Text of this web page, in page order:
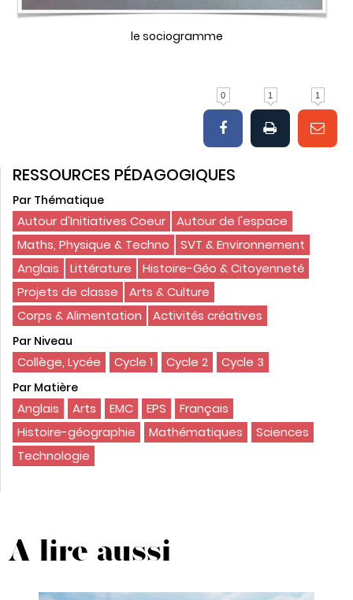
le sociogramme
0 1 1
RESSOURCES PÉDAGOGIQUES
Par Thématique
Autour d'Initiatives Coeur
Autour de l'espace
Maths, Physique & Techno
SVT & Environnement
Anglais
Littérature
Histoire-Géo & Citoyenneté
Projets de classe
Arts & Culture
Corps & Alimentation
Activités créatives
Par Niveau
Collège, Lycée Cycle 1 Cycle 2 Cycle 3
Par Matière
Anglais Arts EMC EPS
Français
Histoire-géographie
Mathématiques
Sciences
Technologie
A lire aussi